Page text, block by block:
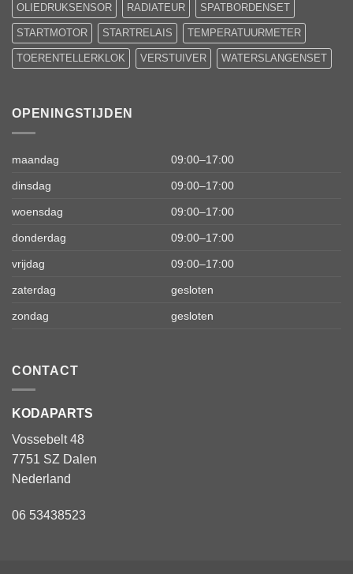
OLIEDRUKSENSOR RADIATEUR SPATBORDENSET
STARTMOTOR STARTRELAIS TEMPERATUURMETER
TOERENTELLERKLOK VERSTUIVER WATERSLANGENSET
OPENINGSTIJDEN
maandag 09:00–17:00
dinsdag 09:00–17:00
woensdag 09:00–17:00
donderdag 09:00–17:00
vrijdag 09:00–17:00
zaterdag gesloten
zondag gesloten
CONTACT
KODAPARTS
Vossebelt 48
7751 SZ Dalen
Nederland
06 53438523